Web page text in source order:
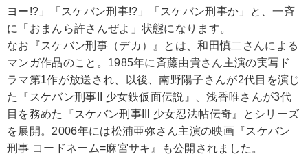
ヨー!?」「スケバン刑事!?」「スケバン刑事か」と、一斉
に「おまんら許さんぜよ」状態になります。
なお『スケバン刑事（デカ）』とは、和田慎二さんによる
マンガ作品のこと。1985年に斉藤由貴さん主演の実写ド
ラマ第1作が放送され、以後、南野陽子さんが2代目を演じ
た『スケバン刑事II 少女鉄仮面伝説』、浅香唯さんが3代
目を務めた『スケバン刑事III 少女忍法帖伝奇』とシリーズ
を展開。2006年には松浦亜弥さん主演の映画『スケバン
刑事 コードネーム=麻宮サキ』も公開されました。